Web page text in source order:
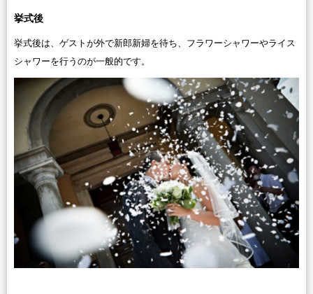
挙式後
挙式後は、ゲストが外で新郎新婦を待ち、フラワーシャワーやライス
シャワーを行うのが一般的です。